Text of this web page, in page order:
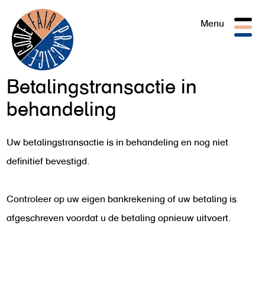
Menu
Betalingstransactie in
behandeling
Uw betalingstransactie is in behandeling en nog niet
definitief bevestigd.
Controleer op uw eigen bankrekening of uw betaling is
afgeschreven voordat u de betaling opnieuw uitvoert.